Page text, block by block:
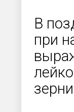
В
при